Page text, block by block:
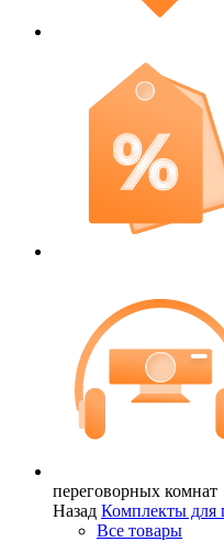
переговорных комнат
Назад Комплекты для
Все товары